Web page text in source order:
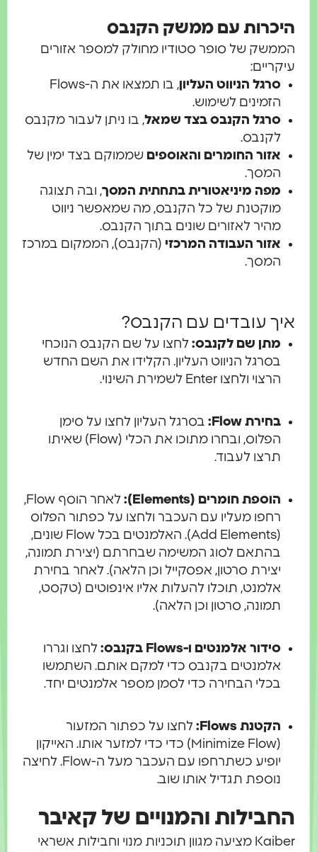
עם ממשק הקנבס
של סופר סטודיו מחולק למספר אזורים
סרגל הניווט העליון
, בו תמצאו את ה-Flows
הזמינים לשימוש.
סרגל הקנבס בצד שמאל, בו ניתן לעבור מקנבס
לקנבס.
אזור החומרים והאוספיםשממוקם בצד ימין של
המסך.
מפה מיניאטורית בתחתית המסך, ובה תצוגה
מוקטנת של כל הקנבס, מה שמאפשר ניווט
מהיר לאזורים שונים בתוך הקנבס.
אזור העבודה המרכזי(הקנבס), הממקום במרכז
המסך.
עובדים עם הקנבס?
מתן שם לקנבס:לחצו על שם הקנבס הנוכחי
בסרגל הניווט העליון. הקלידו את השם החדש
הרצוי ולחצו Enter לשמירת השינוי.
בחירת Flow:
בסרגל העליון לחצו על סימן
הפלוס, ובחרו מתוכו את הכלי (Flow) שאיתו
תרצו לעבוד.
הוספת חומרים (Elements):
לאחר הוסף Flow,
רחפו מעליו עם העכבר ולחצו על כפתור הפלוס
(Add Elements). האלמנטים בכל Flow שונים,
בהתאם לסוג המשימה שבחרתם (יצירת תמונה,
יצירת סרטון, אפסקייל וכן הלאה). לאחר בחירת
אלמנט, תוכלו להעלות אליו אינפוטים (טקסט,
תמונה, סרטון וכן הלאה).
סידור אלמנטים ו-Flows בקנבס:
לחצו וגררו
אלמנטים בקנבס כדי למקם אותם. השתמשו
בכלי הבחירה כדי לסמן מספר אלמנטים יחד.
הקטנת Flows:
לחצו על כפתור המזעור
(Minimize Flow) כדי כדי למזער אותו. האייקון
יופיע כשתרחפו עם העכבר מעל ה-Flow. לחיצה
נוספת תגדיל אותו שוב.
והמנויים של קאיבר
Kaiber מציעה מגוון תוכניות מנוי וחבילות אשראי